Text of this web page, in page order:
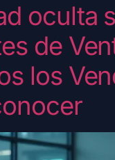
oculta
de
los